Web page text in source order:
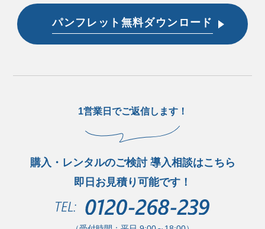
パンフレット無料ダウンロード
1営業日でご返信します！
購入・レンタルのご検討 導入相談はこちら
即日お見積り可能です！